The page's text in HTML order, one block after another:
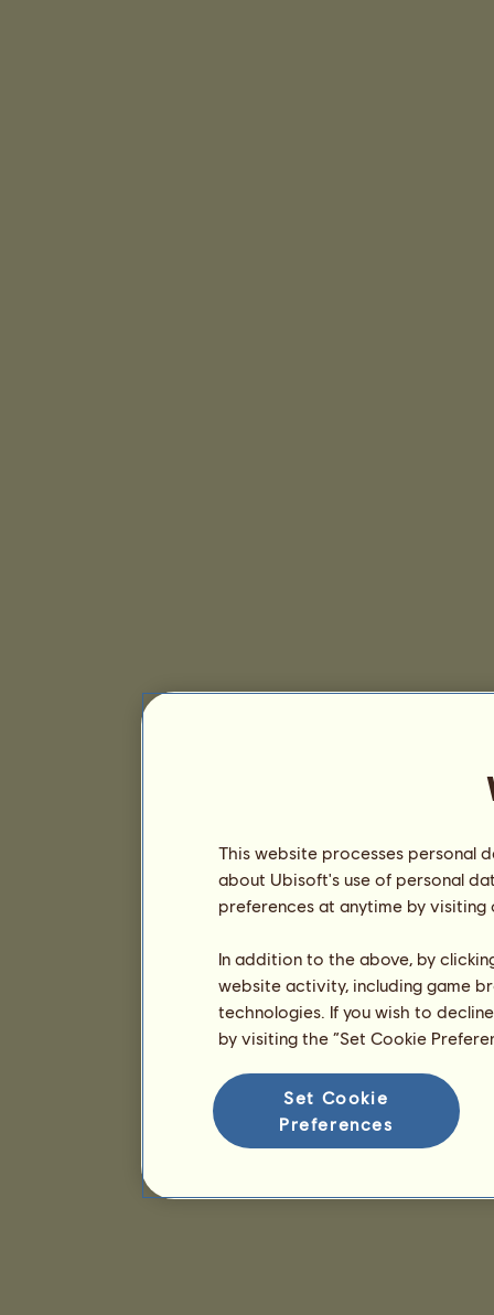
This website processes personal
about Ubisoft's use of personal
preferences at anytime by
In addition to the above, by
website activity, including game
technologies. If you wish to
by visiting the “Set Cookie
Set Cookie
Preferences